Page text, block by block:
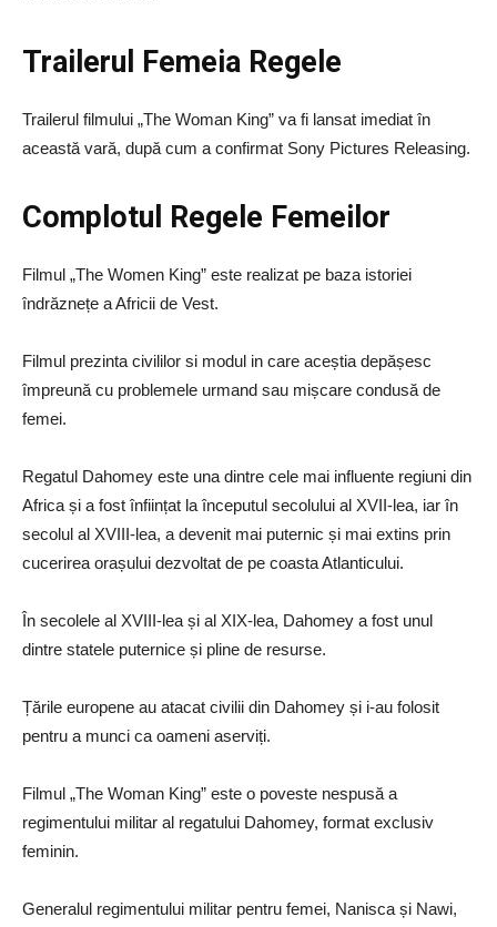
Trailerul Femeia Regele
Trailerul filmului „The Woman King” va fi lansat imediat în
această vară, după cum a confirmat Sony Pictures Releasing.
Complotul Regele Femeilor
Filmul „The Women King” este realizat pe baza istoriei
îndrăznețe a Africii de Vest.
Filmul prezinta civililor si modul in care aceștia depășesc
împreună cu problemele urmand sau mișcare condusă de
femei.
Regatul Dahomey este una dintre cele mai influente regiuni din
Africa și a fost înființat la începutul secolului al XVII-lea, iar în
secolul al XVIII-lea, a devenit mai puternic și mai extins prin
cucerirea orașului dezvoltat de pe coasta Atlanticului.
În secolele al XVIII-lea și al XIX-lea, Dahomey a fost unul
dintre statele puternice și pline de resurse.
Țările europene au atacat civilii din Dahomey și i-au folosit
pentru a munci ca oameni aserviți.
Filmul „The Woman King” este o poveste nespusă a
regimentului militar al regatului Dahomey, format exclusiv
feminin.
Generalul regimentului militar pentru femei, Nanisca și Nawi,